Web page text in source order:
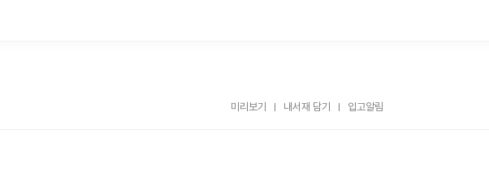
미리보기 내서재 담기 입고알림